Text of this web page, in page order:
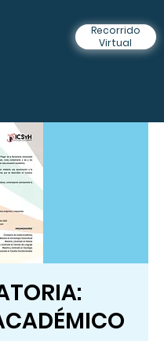
Recorrido
Virtual